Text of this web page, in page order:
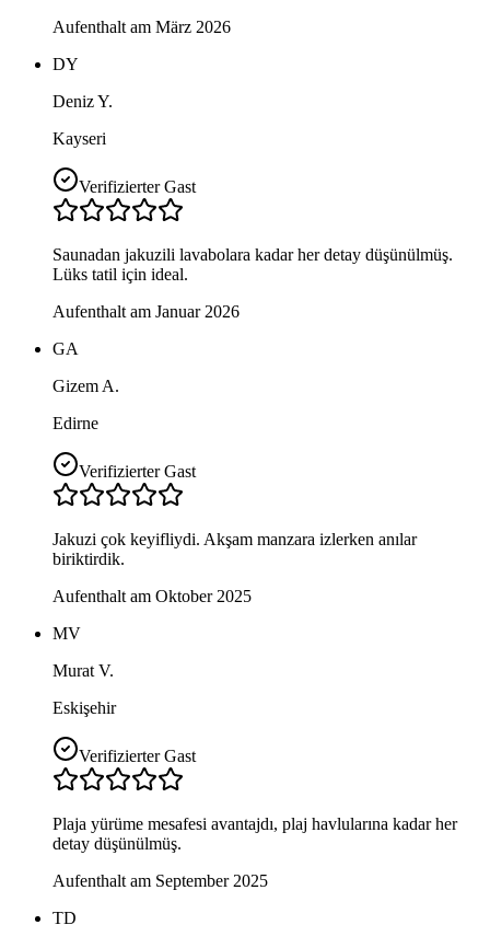
Aufenthalt am März 2026
DY
Deniz Y.
Kayseri
Verifizierter Gast
Saunadan jakuzili lavabolara kadar her detay düşünülmüş.
Lüks tatil için ideal.
Aufenthalt am Januar 2026
GA
Gizem A.
Edirne
Verifizierter Gast
Jakuzi çok keyifliydi. Akşam manzara izlerken anılar
biriktirdik.
Aufenthalt am Oktober 2025
MV
Murat V.
Eskişehir
Verifizierter Gast
Plaja yürüme mesafesi avantajdı, plaj havlularına kadar her
detay düşünülmüş.
Aufenthalt am September 2025
TD